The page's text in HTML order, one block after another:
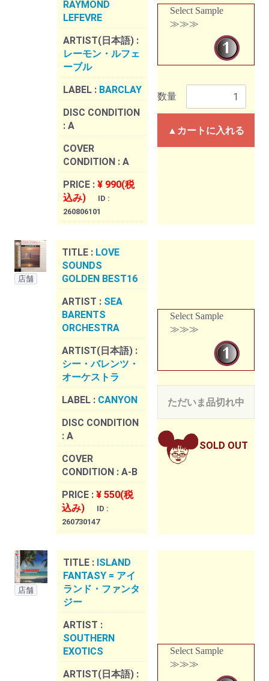
RAYMOND
LEFEVRE
ARTIST(日本語) :
レーモン・ルフェ
ーブル
LABEL : BARCLAY
DISC CONDITION
: A
COVER
CONDITION : A
PRICE : ¥ 990(税
込み)
ID :
260806101
Select Sample
≫≫≫
数量
▲カートに入れる
店舗
TITLE : LOVE
SOUNDS
GOLDEN BEST16
ARTIST : SEA
BARENTS
ORCHESTRA
ARTIST(日本語) :
シー・バレンツ・
オーケストラ
LABEL : CANYON
DISC CONDITION
: A
COVER
CONDITION : A-B
PRICE : ¥ 550(税
込み)
ID :
260730147
Select Sample
≫≫≫
ただいま品切れ中
SOLD OUT
店舗
TITLE : ISLAND
FANTASY = アイ
ランド・ファンタ
ジー
ARTIST :
SOUTHERN
EXOTICS
ARTIST(日本語) :
Select Sample
≫≫≫